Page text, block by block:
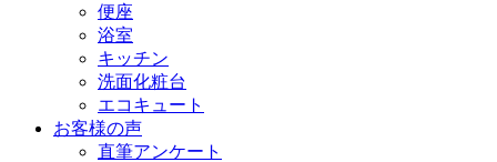
便座
浴室
キッチン
洗面化粧台
エコキュート
お客様の声
直筆アンケート